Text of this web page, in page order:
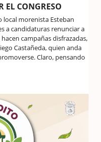
EL CONGRESO
local morenista Esteban
a candidaturas renunciar a
campañas disfrazadas,
Castañeda, quien anda
Claro, pensando